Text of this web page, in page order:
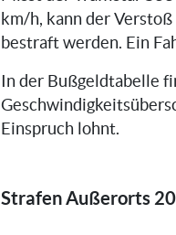
km/h, kann der
bestraft werden. Ein
In der Bußgeldtabelle
Einspruch lohnt.
Strafen Außerorts